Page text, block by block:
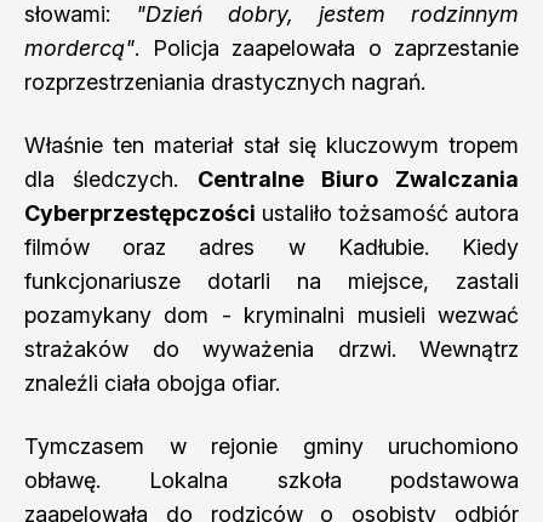
słowami: "Dzień dobry, jestem rodzinnym
mordercą". Policja zaapelowała o zaprzestanie
rozprzestrzeniania drastycznych nagrań.
Właśnie ten materiał stał się kluczowym tropem
dla śledczych. Centralne Biuro Zwalczania
Cyberprzestępczości ustaliło tożsamość autora
filmów oraz adres w Kadłubie. Kiedy
funkcjonariusze dotarli na miejsce, zastali
pozamykany dom - kryminalni musieli wezwać
strażaków do wyważenia drzwi. Wewnątrz
znaleźli ciała obojga ofiar.
Tymczasem w rejonie gminy uruchomiono
obławę. Lokalna szkoła podstawowa
zaapelowała do rodziców o osobisty odbiór